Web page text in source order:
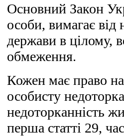
Основний Закон
особи, вимагає від
держави в цілому,
обмеження.
Кожен має право на
особисту
недоторканність
перша статті 29,